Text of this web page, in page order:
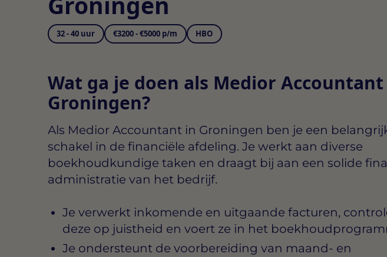
32 - 40 uur €3200 - €5000 p/m HBO
Wat ga je doen als Medior
Groningen?
Als Medior Accountant in Groningen ben je een
schakel in de financiële afdeling. Je werkt aan diverse
boekhoudkundige taken en draagt bij aan een solide
administratie van het bedrijf.
Je verwerkt inkomende en uitgaande facturen,
deze op juistheid en voert ze in het
Je ondersteunt de voorbereiding van maand- en